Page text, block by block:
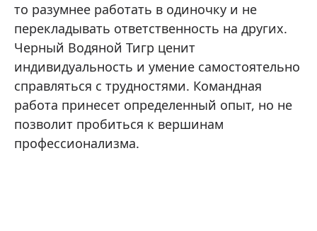
то разумнее работать в одиночку и не
перекладывать ответственность на других.
Черный Водяной Тигр ценит
индивидуальность и умение самостоятельно
справляться с трудностями. Командная
работа принесет определенный опыт, но не
позволит пробиться к вершинам
профессионализма.